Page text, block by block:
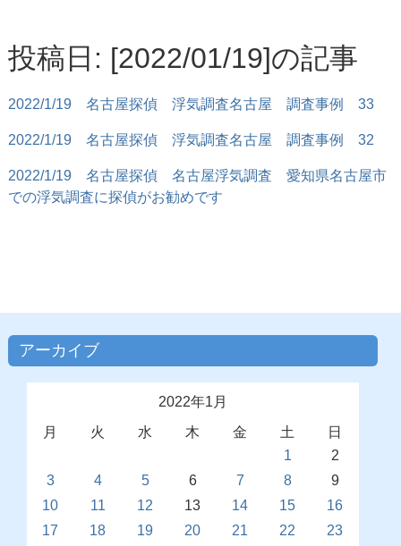
投稿日: [2022/01/19]の記事
2022/1/19 名古屋探偵 浮気調査名古屋 調査事例 33
2022/1/19 名古屋探偵 浮気調査名古屋 調査事例 32
2022/1/19
名古屋探偵 名古屋浮気調査 愛知県名古屋市
での浮気調査に探偵がお勧めです
アーカイブ
2022年1月
月
火 水 木 金 土
日
1
2
3
4 5 6 7 8
9
10
11 12 13 14 15
16
17
18 19 20 21 22
23